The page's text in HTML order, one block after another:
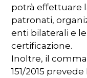
potrà effettuare
patronati,
enti bilaterali e
certificazione.
Inoltre, il comma
151/2015